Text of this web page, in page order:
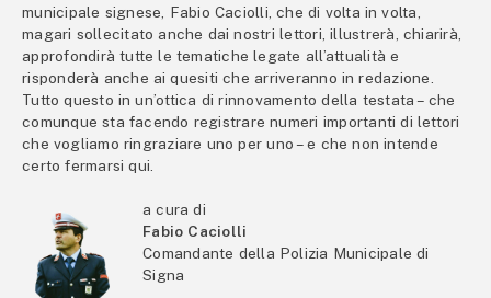
municipale signese, Fabio Caciolli, che di volta in volta,
magari sollecitato anche dai nostri lettori, illustrerà, chiarirà,
approfondirà tutte le tematiche legate all’attualità e
risponderà anche ai quesiti che arriveranno in redazione.
Tutto questo in un’ottica di rinnovamento della testata – che
comunque sta facendo registrare numeri importanti di lettori
che vogliamo ringraziare uno per uno – e che non intende
certo fermarsi qui.
a cura di
Fabio Caciolli
Comandante della Polizia Municipale di
Signa